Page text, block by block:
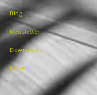
Blog
Newsletter
Downloads
Fakten